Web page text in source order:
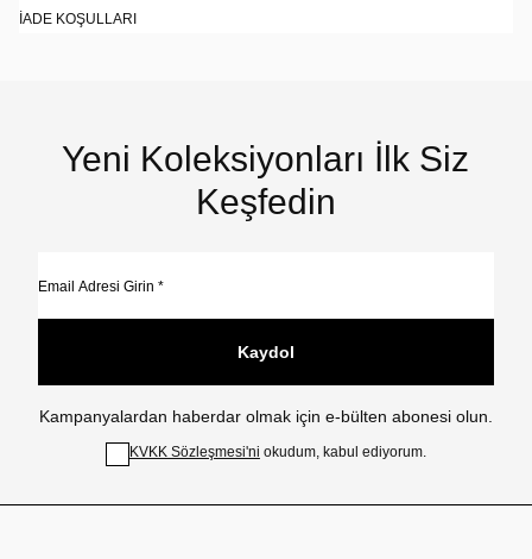
İADE KOŞULLARI
Yeni Koleksiyonları İlk Siz
Keşfedin
Kaydol
Kampanyalardan haberdar olmak için e-bülten abonesi olun.
KVKK Sözleşmesi'ni okudum, kabul ediyorum.